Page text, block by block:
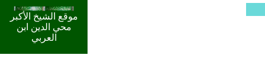
موقع الشيخ الأكبر
محي الدين ابن
العربي